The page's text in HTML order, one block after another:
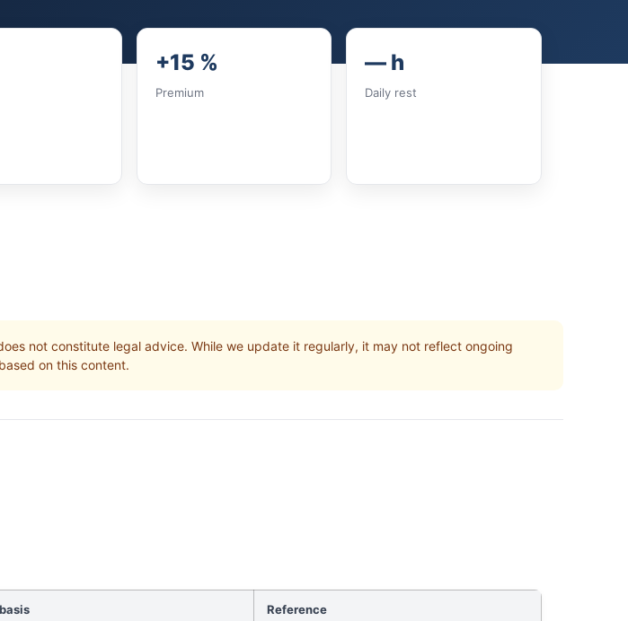
+15 %
Premium
— h
Daily rest
not constitute legal advice. While we update it regularly, it may not reflect ongoing
on this content.
Reference